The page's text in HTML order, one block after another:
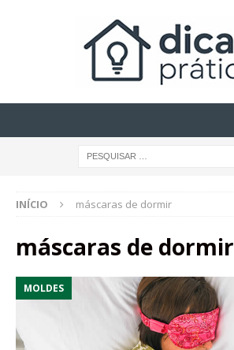
INÍCIO máscaras de dormir
máscaras de dormir
MOLDES